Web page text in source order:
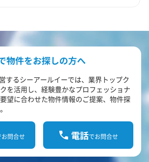
物件をお探しの方へ
するシーアールイーでは、業界トップク
を活用し、経験豊かなプロフェッショナ
望に合わせた物件情報のご提案、物件探
問合せ 電話でお問合せ